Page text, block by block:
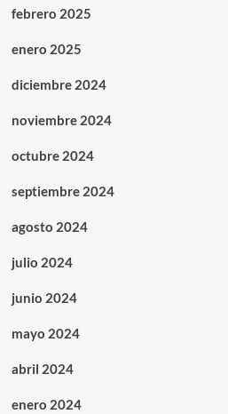
febrero 2025
enero 2025
diciembre 2024
noviembre 2024
octubre 2024
septiembre 2024
agosto 2024
julio 2024
junio 2024
mayo 2024
abril 2024
enero 2024